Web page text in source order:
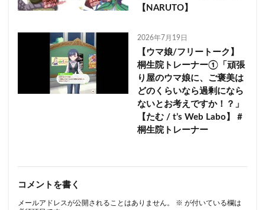
【NARUTO】
2026年7月19日
【ウマ娘/フリートーク】
桐生院トレーナー①「頑張
り屋のウマ娘に、ご褒美は
どのくらいなら過剰になら
ないとお考えですか！？」
【たむ / t’s Web Labo】 #
桐生院トレーナー
コメントを書く
メールアドレスが公開されることはありません。 ※ が付いている欄は